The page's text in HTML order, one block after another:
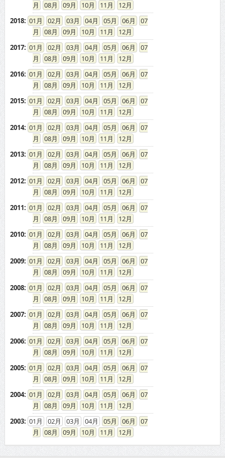
08
09 10 11
12
2018: 01 02 03 04 05 06
07
08
09 10 11
12
2017: 01 02 03 04 05 06
07
08
09 10 11
12
2016: 01 02 03 04 05 06
07
08
09 10 11
12
2015: 01 02 03 04 05 06
07
08
09 10 11
12
2014: 01 02 03 04 05 06
07
08
09 10 11
12
2013: 01 02 03 04 05 06
07
08
09 10 11
12
2012: 01 02 03 04 05 06
07
08
09 10 11
12
2011: 01 02 03 04 05 06
07
08
09 10 11
12
2010: 01 02 03 04 05 06
07
08
09 10 11
12
2009: 01 02 03 04 05 06
07
08
09 10 11
12
2008: 01 02 03 04 05 06
07
08
09 10 11
12
2007: 01 02 03 04 05 06
07
08
09 10 11
12
2006: 01 02 03 04 05 06
07
08
09 10 11
12
2005: 01 02 03 04 05 06
07
08
09 10 11
12
2004: 01 02 03 04 05 06
07
08
09 10 11
12
2003: 01 02 03 04 05 06
07
08
09 10 11 12